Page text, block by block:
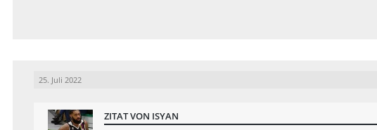
25. Juli 2022
ZITAT VON ISYAN